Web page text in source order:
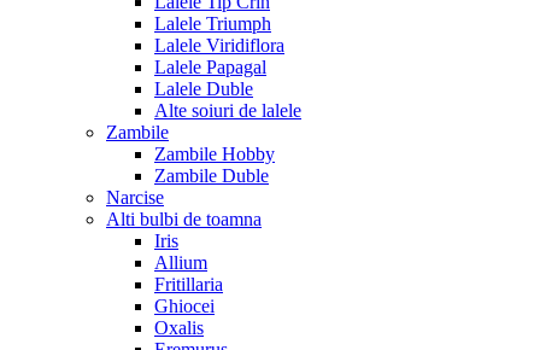
Lalele Triumph
Lalele Viridiflora
Lalele Papagal
Lalele Duble
Alte soiuri de lalele
Zambile
Zambile Hobby
Zambile Duble
Narcise
Alti bulbi de toamna
Iris
Allium
Fritillaria
Ghiocei
Oxalis